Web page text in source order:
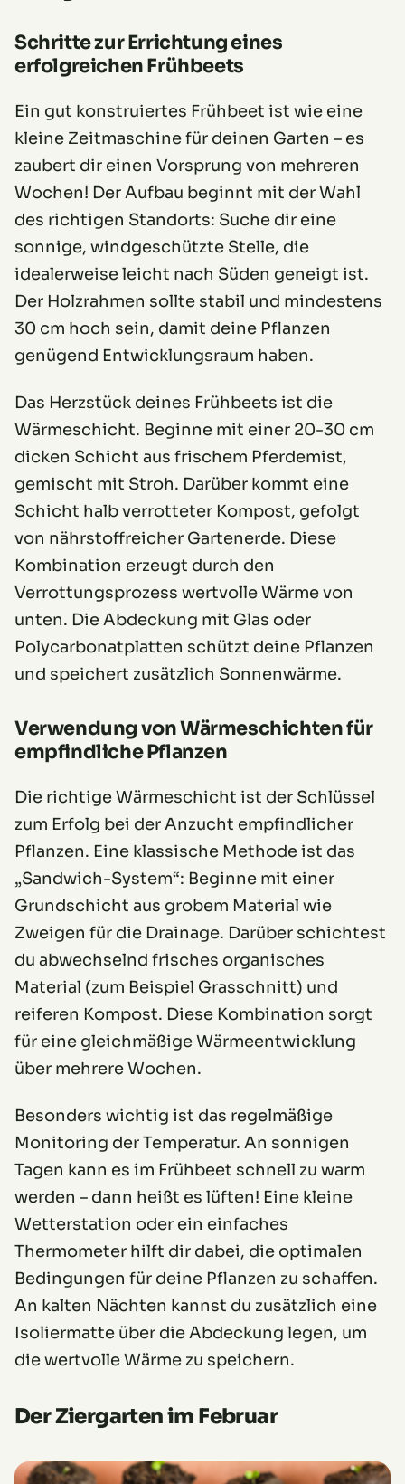
Schritte zur Errichtung eines
erfolgreichen Frühbeets
Ein gut konstruiertes Frühbeet ist wie eine
kleine Zeitmaschine für deinen Garten – es
zaubert dir einen Vorsprung von mehreren
Wochen! Der Aufbau beginnt mit der Wahl
des richtigen Standorts: Suche dir eine
sonnige, windgeschützte Stelle, die
idealerweise leicht nach Süden geneigt ist.
Der Holzrahmen sollte stabil und mindestens
30 cm hoch sein, damit deine Pflanzen
genügend Entwicklungsraum haben.
Das Herzstück deines Frühbeets ist die
Wärmeschicht. Beginne mit einer 20-30 cm
dicken Schicht aus frischem Pferdemist,
gemischt mit Stroh. Darüber kommt eine
Schicht halb verrotteter Kompost, gefolgt
von nährstoffreicher Gartenerde. Diese
Kombination erzeugt durch den
Verrottungsprozess wertvolle Wärme von
unten. Die Abdeckung mit Glas oder
Polycarbonatplatten schützt deine Pflanzen
und speichert zusätzlich Sonnenwärme.
Verwendung von Wärmeschichten für
empfindliche Pflanzen
Die richtige Wärmeschicht ist der Schlüssel
zum Erfolg bei der Anzucht empfindlicher
Pflanzen. Eine klassische Methode ist das
„Sandwich-System“: Beginne mit einer
Grundschicht aus grobem Material wie
Zweigen für die Drainage. Darüber schichtest
du abwechselnd frisches organisches
Material (zum Beispiel Grasschnitt) und
reiferen Kompost. Diese Kombination sorgt
für eine gleichmäßige Wärmeentwicklung
über mehrere Wochen.
Besonders wichtig ist das regelmäßige
Monitoring der Temperatur. An sonnigen
Tagen kann es im Frühbeet schnell zu warm
werden – dann heißt es lüften! Eine kleine
Wetterstation oder ein einfaches
Thermometer hilft dir dabei, die optimalen
Bedingungen für deine Pflanzen zu schaffen.
An kalten Nächten kannst du zusätzlich eine
Isoliermatte über die Abdeckung legen, um
die wertvolle Wärme zu speichern.
Der Ziergarten im Februar